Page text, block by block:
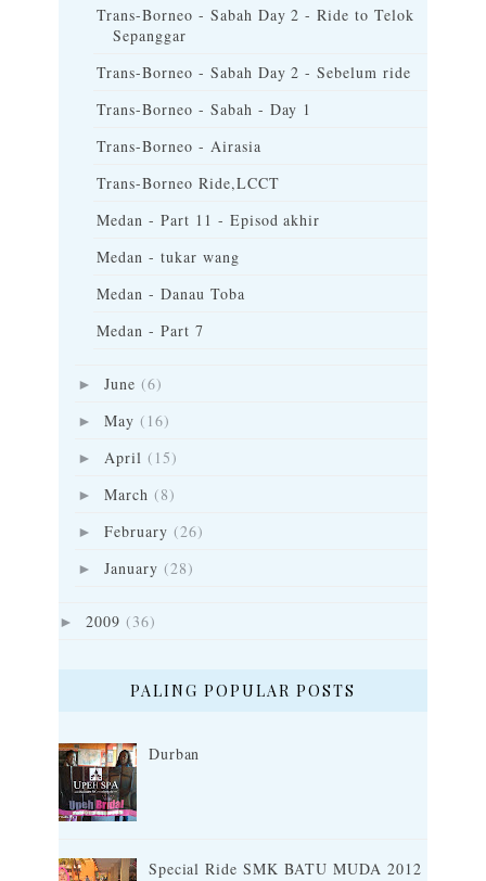
Trans-Borneo - Sabah Day 2 - Ride to Telok
Sepanggar
Trans-Borneo - Sabah Day 2 - Sebelum ride
Trans-Borneo - Sabah - Day 1
Trans-Borneo - Airasia
Trans-Borneo Ride,LCCT
Medan - Part 11 - Episod akhir
Medan - tukar wang
Medan - Danau Toba
Medan - Part 7
► June (6)
► May (16)
► April (15)
► March (8)
► February (26)
► January (28)
► 2009 (36)
PALING POPULAR POSTS
Durban
Special Ride SMK BATU MUDA 2012